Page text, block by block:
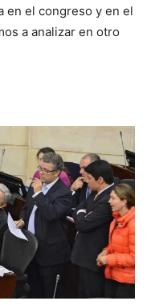
en el congreso y en el
a analizar en otro